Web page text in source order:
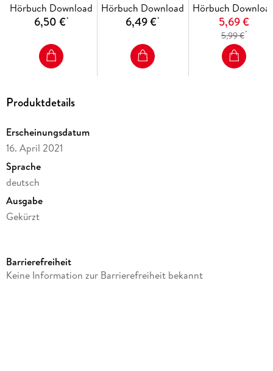
Hörbuch Download
6,50 €*
Hörbuch Download
6,49 €*
Hörbuch
5,69 €
5,99 €*
Produktdetails
Erscheinungsdatum
16. April 2021
Sprache
deutsch
Ausgabe
Gekürzt
Laufzeit
Barrierefreiheit
Keine Information zur Barrierefreiheit bekannt